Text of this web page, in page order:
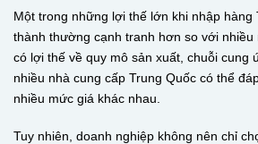
Một trong những lợi thế lớn khi nhập hàng
thành thường cạnh tranh hơn so với nhiều
có lợi thế về quy mô sản xuất, chuỗi cung
nhiều nhà cung cấp Trung Quốc có thể
nhiều mức giá khác nhau.
Tuy nhiên, doanh nghiệp không nên chỉ